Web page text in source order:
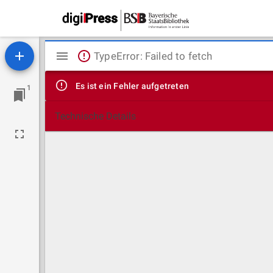
1
Mirador
Viewer
TypeError: Failed to fetch
Es ist ein Fehler aufgetreten
Technische Details